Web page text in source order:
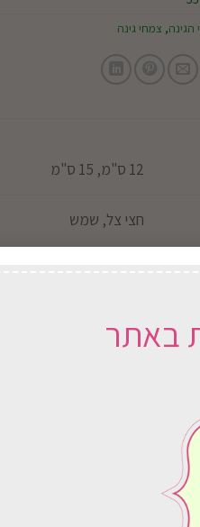
באתר
הגינה, צמחי גינה
12 ס"מ, 15 ס"מ
חצי צל, שמש